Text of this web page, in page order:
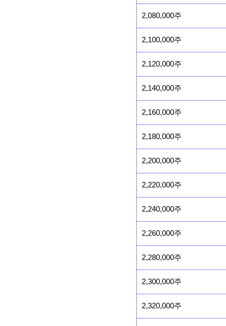
2,080,000주
2,100,000주
2,120,000주
2,140,000주
2,160,000주
2,180,000주
2,200,000주
2,220,000주
2,240,000주
2,260,000주
2,280,000주
2,300,000주
2,320,000주